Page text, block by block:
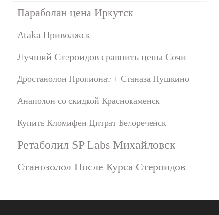
Параболан цена Иркутск
Ataka Приволжск
Лучший Стероидов сравнить цены Сочи
Дростанолон Пропионат + Станаза Пушкино
Анаполон со скидкой Краснокаменск
Купить Кломифен Цитрат Белореченск
Ретаболил SP Labs Михайловск
Станозолол После Курса Стероидов